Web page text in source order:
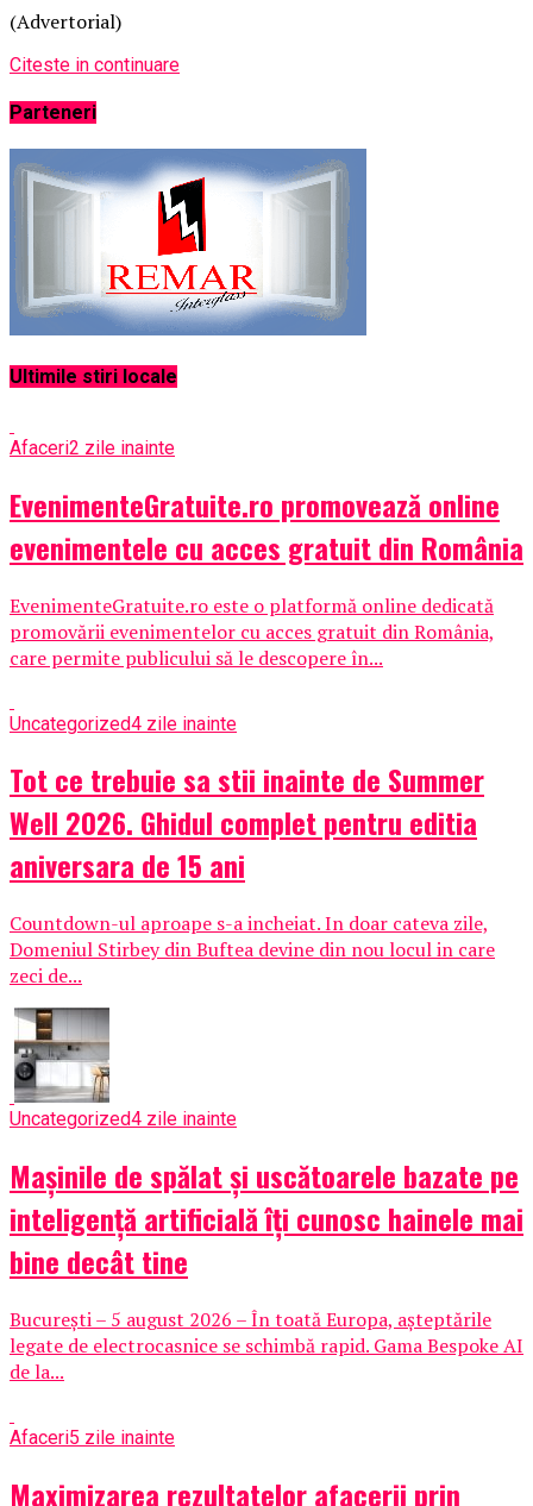
(Advertorial)
Citeste in continuare
Parteneri
Ultimile stiri locale
Afaceri2 zile inainte
EvenimenteGratuite.ro promovează online
evenimentele cu acces gratuit din România
EvenimenteGratuite.ro este o platformă online dedicată
promovării evenimentelor cu acces gratuit din România,
care permite publicului să le descopere în...
Uncategorized4 zile inainte
Tot ce trebuie sa stii inainte de Summer
Well 2026. Ghidul complet pentru editia
aniversara de 15 ani
Countdown-ul aproape s-a incheiat. In doar cateva zile,
Domeniul Stirbey din Buftea devine din nou locul in care
zeci de...
Uncategorized4 zile inainte
Mașinile de spălat și uscătoarele bazate pe
inteligență artificială îți cunosc hainele mai
bine decât tine
București – 5 august 2026 – În toată Europa, așteptările
legate de electrocasnice se schimbă rapid. Gama Bespoke AI
de la...
Afaceri5 zile inainte
Maximizarea rezultatelor afacerii prin